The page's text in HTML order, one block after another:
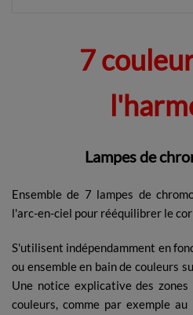
7
Lampes de
Ensemble de 7 lampes de
l'arc-en-ciel pour rééquilibrer le
S'utilisent indépendamment en
ou ensemble en bain de couleurs
Une notice explicative des
couleurs, comme par exemple